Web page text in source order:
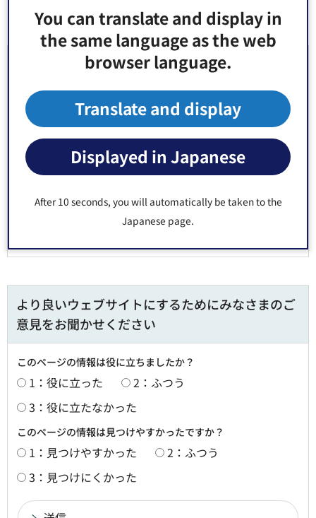
You can translate and display in
the same language as the web
browser language.
Translate and display
Displayed in Japanese
After 10 seconds, you will automatically be taken to the
Japanese page.
お問い合わせ先
障害福祉部 障害者施策課 施設管理係 窓口：防災センタ
ー2階17番
郵便番号135-8383 東京都江東区東陽4丁目11番28号
電話番号：03-3647-4950
より良いウェブサイトにするためにみなさまのご
意見をお聞かせください
このページの情報は役に立ちましたか？
1：役に立った
2：ふつう
3：役に立たなかった
このページの情報は見つけやすかったですか？
1：見つけやすかった
2：ふつう
3：見つけにくかった